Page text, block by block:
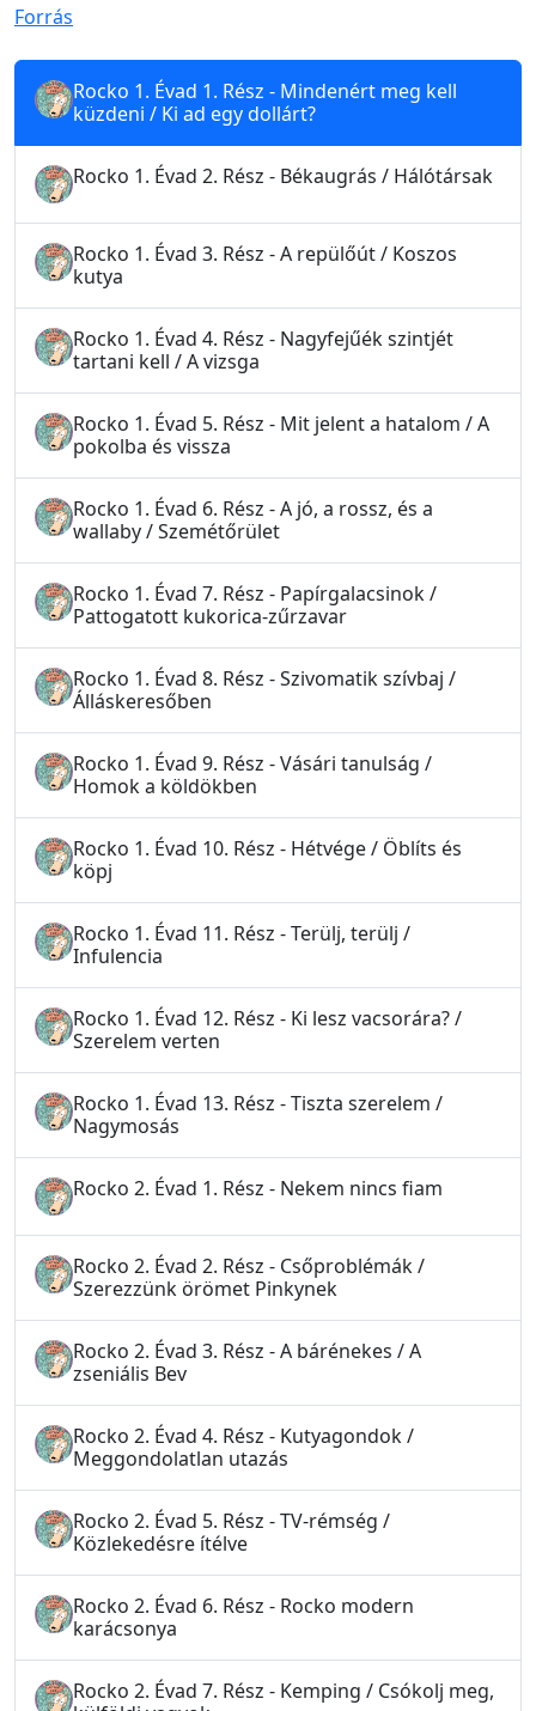
Forrás
Rocko 1. Évad 1. Rész - Mindenért meg kell
küzdeni / Ki ad egy dollárt?
Rocko 1. Évad 2. Rész - Békaugrás / Hálótársak
Rocko 1. Évad 3. Rész - A repülőút / Koszos
kutya
Rocko 1. Évad 4. Rész - Nagyfejűék szintjét
tartani kell / A vizsga
Rocko 1. Évad 5. Rész - Mit jelent a hatalom / A
pokolba és vissza
Rocko 1. Évad 6. Rész - A jó, a rossz, és a
wallaby / Szemétőrület
Rocko 1. Évad 7. Rész - Papírgalacsinok /
Pattogatott kukorica-zűrzavar
Rocko 1. Évad 8. Rész - Szivomatik szívbaj /
Álláskeresőben
Rocko 1. Évad 9. Rész - Vásári tanulság /
Homok a köldökben
Rocko 1. Évad 10. Rész - Hétvége / Öblíts és
köpj
Rocko 1. Évad 11. Rész - Terülj, terülj /
Infulencia
Rocko 1. Évad 12. Rész - Ki lesz vacsorára? /
Szerelem verten
Rocko 1. Évad 13. Rész - Tiszta szerelem /
Nagymosás
Rocko 2. Évad 1. Rész - Nekem nincs fiam
Rocko 2. Évad 2. Rész - Csőproblémák /
Szerezzünk örömet Pinkynek
Rocko 2. Évad 3. Rész - A bárénekes / A
zseniális Bev
Rocko 2. Évad 4. Rész - Kutyagondok /
Meggondolatlan utazás
Rocko 2. Évad 5. Rész - TV-rémség /
Közlekedésre ítélve
Rocko 2. Évad 6. Rész - Rocko modern
karácsonya
Rocko 2. Évad 7. Rész - Kemping / Csókolj meg,